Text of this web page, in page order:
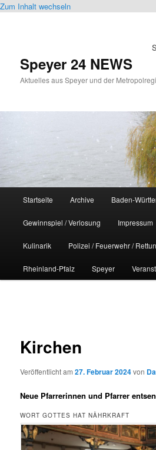
Zum Inhalt wechseln
Speyer 24 NEWS
Aktuelles aus Speyer und der
Startseite Archive Baden-
Gewinnspiel / Verlosung Impressum
Kulinarik Polizei / Feuerwehr /
Rheinland-Pfalz Speyer
Kirchen
Veröffentlicht am27. Februar 2024von
Neue Pfarrerinnen und Pfarrer
WORT GOTTES HAT NÄHRKRAFT